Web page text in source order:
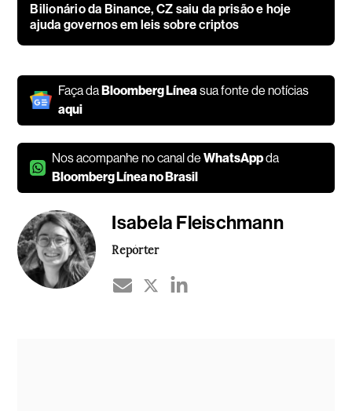
Bilionário da Binance, CZ saiu da prisão e hoje
ajuda governos em leis sobre criptos
Faça daBloomberg Líneasua fonte de notícias
aqui
Nos acompanhe no canal deWhatsAppda
Bloomberg Línea no Brasil
Isabela Fleischmann
Repórter